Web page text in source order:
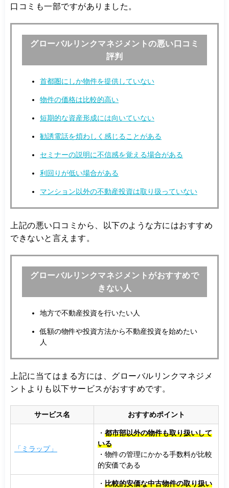
口コミも一部ですがありました。
グローバルリンクマネジメントの悪い口コミ
評判
首都圏にしか物件を提供していない
物件の価格は比較的高い
短期的な資産形成には向いていない
勧誘電話を煩わしく感じることがある
セミナーの説明に不信感を覚える場合がある
利回りが低い場合がある
マンション以外の不動産投資は取り扱っていない
上記の悪い口コミから、以下のような方にはおすすめ
できないと言えます。
グローバルリンクマネジメントがおすすめで
きない人
地方で不動産投資を行いたい人
低額の物件や投資方法から不動産投資を始めたい
人
上記に当てはまる方には、グローバルリンクマネジメ
ントよりも以下サービスがおすすめです。
サービス名 おすすめポイント
「ミラップ」
・ 都市部以外の物件も取り扱いして
いる
・物件の管理にかかる手数料が比較
的安価である
・ 比較的安価な中古物件の取り扱い